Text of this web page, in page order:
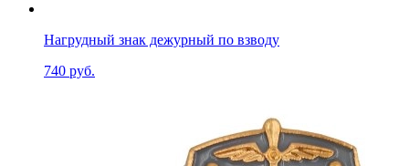
Нагрудный знак дежурный по взводу
740 руб.